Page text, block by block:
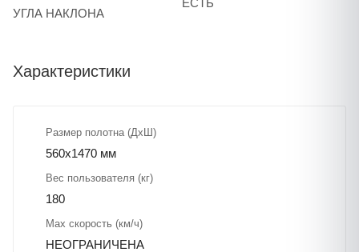
УГЛА НАКЛОНА
ЕСТЬ
Характеристики
Размер полотна (ДхШ)
560x1470 мм
Вес пользователя (кг)
180
Max скорость (км/ч)
НЕОГРАНИЧЕНА